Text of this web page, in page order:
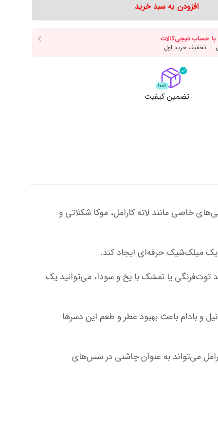
انواع روغن
نمایش همه محصولات
انواع ادویه
نمایش همه محصولات
افزودن به سبد خرید
تضمین کیفیت